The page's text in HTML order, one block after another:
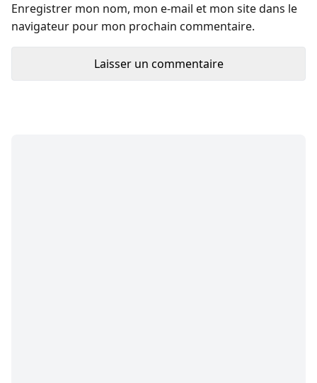
Enregistrer mon nom, mon e-mail et mon site dans le
navigateur pour mon prochain commentaire.